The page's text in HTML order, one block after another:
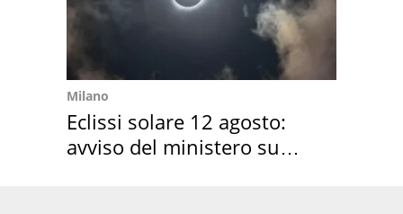
Milano
Eclissi solare 12 agosto:
avviso del ministero su